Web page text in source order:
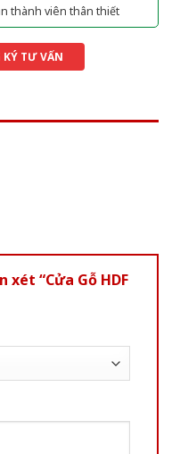
thành viên thân thiết
TƯ VẤN
“Cửa Gỗ HDF